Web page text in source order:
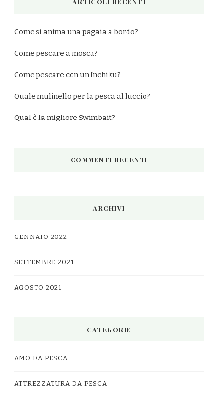
ARTICOLI RECENTI
Come si anima una pagaia a bordo?
Come pescare a mosca?
Come pescare con un Inchiku?
Quale mulinello per la pesca al luccio?
Qual è la migliore Swimbait?
COMMENTI RECENTI
ARCHIVI
GENNAIO 2022
SETTEMBRE 2021
AGOSTO 2021
CATEGORIE
AMO DA PESCA
ATTREZZATURA DA PESCA